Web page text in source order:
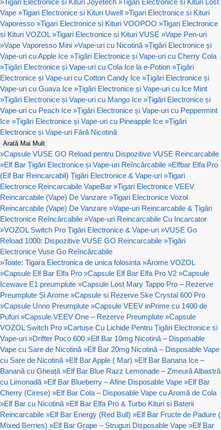
»Tigari Electronice si Kituri Joyetech »Tigari Electronice si Kituri Lost
Vape »Tigari Electronice si Kituri Uwell »Tigari Electronice si Kituri
Vaporesso »Tigari Electronice si Kituri VOOPOO »Tigari Electronice
si Kituri VOZOL »Tigari Electronice si Kituri VUSE »Vape Pen-uri
»Vape Vaporesso Mini »Vape-uri cu Nicotină »Țigări Electronice și
Vape-uri cu Apple Ice »Țigări Electronice și Vape-uri cu Cherry Cola
»Țigări Electronice și Vape-uri cu Cola Ice la e-Potion »Țigări
Electronice și Vape-uri cu Cotton Candy Ice »Țigări Electronice și
Vape-uri cu Guava Ice »Țigări Electronice și Vape-uri cu Ice Mint
»Țigări Electronice și Vape-uri cu Mango Ice »Țigări Electronice și
Vape-uri cu Peach Ice »Țigări Electronice și Vape-uri cu Peppermint
Ice »Țigări Electronice și Vape-uri cu Pineapple Ice »Țigări
Electronice și Vape-uri Fără Nicotină
Arată Mai Mult
»Capsule VUSE GO Reload pentru Dispozitive VUSE Reincarcabile
»Elf Bar Țigări Electronice și Vape-uri Reîncărcabile »Elfbar Elfa Pro
(Elf Bar Reincarcabil) Țigări Electronice & Vape-uri »Tigari
Electronice Reincarcabile VapeBar »Tigari Electronice VEEV
Reincarcabile (Vape) De Vanzare »Tigari Electronice Vozol
Reincarcabile (Vape) De Vanzare »Vape-uri Reincarcabile & Țigări
Electronice Reîncărcabile »Vape-uri Reincarcabile Cu Incarcator
»VOZOL Switch Pro Țigări Electronice & Vape-uri »VUSE Go
Reload 1000: Dispozitive VUSE GO Reincarcabile »Țigări
Electronice Vuse Go Reîncărcabile
»Toate: Tigara Electronica de unica folosinta »Arome VOZOL
»Capsule Elf Bar Elfa Pro »Capsule Elf Bar Elfa Pro V2 »Capsule
Icewave E1 preumplute »Capsule Lost Mary Tappo Pro – Rezerve
Preumplute Și Arome »Capsule si Rezerve Ske Crystal 600 Pro
»Capsule Unno Preumplute »Capsule VEEV inPrime cu 1400 de
Pufuri »Capsule VEEV One – Rezerve Preumplute »Capsule
VOZOL Switch Pro »Cartușe Cu Lichide Pentru Țigări Electronice si
Vape-uri »Drifter Poco 600 »Elf Bar 10mg Nicotină – Disposable
Vape cu Sare de Nicotină »Elf Bar 20mg Nicotină – Disposable Vape
cu Sare de Nicotină »Elf Bar Apple ( Mar) »Elf Bar Banana Ice –
Banană cu Gheață »Elf Bar Blue Razz Lemonade – Zmeură Albastră
cu Limonadă »Elf Bar Blueberry – Afine Disposable Vape »Elf Bar
Cherry (Cirese) »Elf Bar Cola – Disposable Vape cu Aromă de Cola
»Elf Bar cu Nicotină »Elf Bar Elfa Pro & Turbo Kituri si Baterii
Reincarcabile »Elf Bar Energy (Red Bull) »Elf Bar Fructe de Padure (
Mixed Berries) »Elf Bar Grape – Struguri Disposable Vape »Elf Bar